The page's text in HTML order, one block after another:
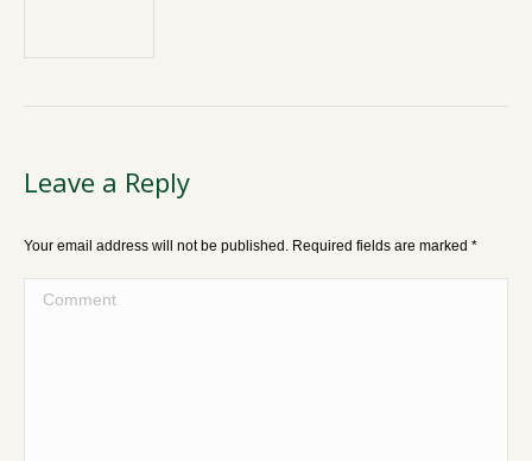
Leave a Reply
Your email address will not be published. Required fields are marked *
Comment